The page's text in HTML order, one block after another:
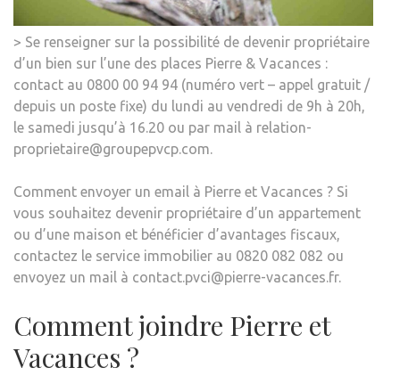
> Se renseigner sur la possibilité de devenir propriétaire
d’un bien sur l’une des places Pierre & Vacances :
contact au 0800 00 94 94 (numéro vert – appel gratuit /
depuis un poste fixe) du lundi au vendredi de 9h à 20h,
le samedi jusqu’à 16.20 ou par mail à relation-
proprietaire@groupepvcp.com.
Comment envoyer un email à Pierre et Vacances ? Si
vous souhaitez devenir propriétaire d’un appartement
ou d’une maison et bénéficier d’avantages fiscaux,
contactez le service immobilier au 0820 082 082 ou
envoyez un mail à contact.pvci@pierre-vacances.fr.
Comment joindre Pierre et
Vacances ?